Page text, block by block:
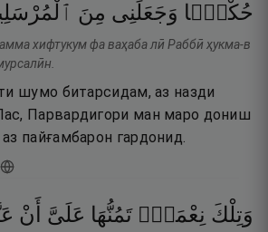
حُكْمًۭا وَجَعَلَنِى مِنَ
хифтукум фа ваҳаба лӣ Раббӣ ҳукма-в
шумо битарсидам, аз назди
Парвардигори ман маро дониш
пайғамбарон гардонид.
وَتِلْكَ نِعْمَةٌۭ تَمُنُّهَا عَلَىَّ أَنْ